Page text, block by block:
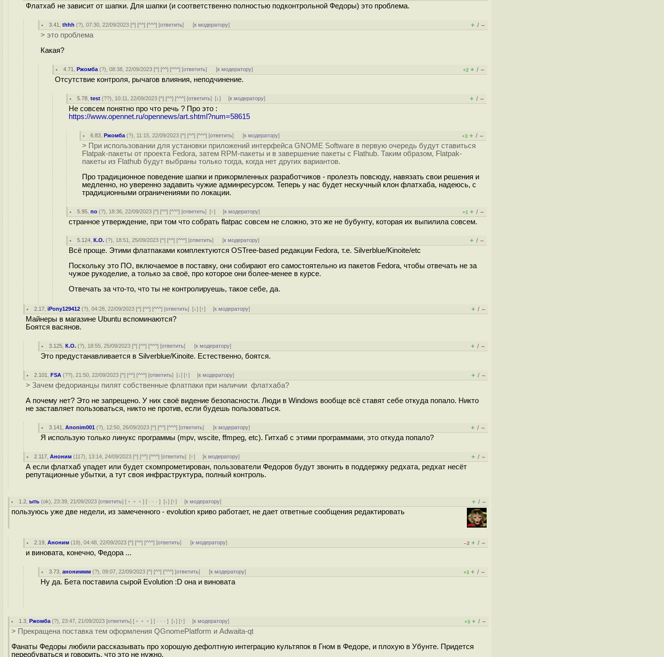
Флатхаб не зависит от шапки. Для шапки (и соответственно полностью подконтрольной Федоры) это проблема.
3.41 ,thhh (?), 07:30, 22/09/2023 [^] [^^] [^^^] [ответить] [к модератору] + / –
> это проблема
Какая?
4.71 ,Ржомба (?), 08:38, 22/09/2023 [^] [^^] [^^^] [ответить] [к модератору] +2 + / –
Отсутствие контроля, рычагов влияния, неподчинение.
5.78 ,test (??), 10:11, 22/09/2023 [^] [^^] [^^^] [ответить][↓] [к модератору] + / –
Не совсем понятно про что речь ? Про это :
https://www.opennet.ru/opennews/art.shtml?num=58615
6.83 ,Ржомба (?), 11:15, 22/09/2023 [^] [^^] [^^^] [ответить] [к модератору] +3 + / –
> При использовании для установки приложений интерфейса GNOME Software в первую очередь будут ставиться
Flatpak-пакеты от проекта Fedora, затем RPM-пакеты и в завершение пакеты с Flathub. Таким образом, Flatpak-
пакеты из Flathub будут выбраны только тогда, когда нет других вариантов.
Про традиционное поведение шапки и прикормленных разработчиков - пролезть повсюду, навязать свои решения и
медленно, но уверенно задавить чужие админресурсом. Теперь у нас будет нескучный клон флатхаба, надеюсь, с
традиционными ограничениями по локации.
5.95 ,по (?), 18:36, 22/09/2023 [^] [^^] [^^^] [ответить][↑] [к модератору] +1 + / –
странное утверждение, при том что собрать flatpac совсем не сложно, это же не бубунту, которая их выпилила совсем.
5.124 ,К.О. (?), 18:51, 25/09/2023 [^] [^^] [^^^] [ответить] [к модератору] + / –
Всё проще. Этими флатпаками комплектуются OSTree-based редакции Fedora, т.е. Silverblue/Kinoite/etc
Поскольку это ПО, включаемое в поставку, они собирают его самостоятельно из пакетов Fedora, чтобы отвечать не за
чужое рукоделие, а только за своё, про которое они более-менее в курсе.
Отвечать за что-то, что ты не контролируешь, такое себе, да.
2.17 ,iPony129412 (?), 04:28, 22/09/2023 [^] [^^] [^^^] [ответить][↓] [↑] [к модератору] + / –
Майнеры в магазине Ubuntu вспоминаются?
Боятся васянов.
3.125 ,К.О. (?), 18:55, 25/09/2023 [^] [^^] [^^^] [ответить] [к модератору] + / –
Это предустанавливается в Silverblue/Kinoite. Естественно, боятся.
2.101 ,FSA (??), 21:50, 22/09/2023 [^] [^^] [^^^] [ответить][↓] [↑] [к модератору] + / –
> Зачем федорианцы пилят собственные флатпаки при наличии флатхаба?
А почему нет? Это не запрещено. У них своё видение безопасности. Люди в Windows вообще всё ставят себе откуда попало. Никто
не заставляет пользоваться, никто не против, если будешь пользоваться.
3.141 ,Anonim001 (?), 12:50, 26/09/2023 [^] [^^] [^^^] [ответить] [к модератору] + / –
Я использую только линукс программы (mpv, wscite, ffmpeg, etc). Гитхаб с этими программами, это откуда попало?
2.117 ,Аноним (117), 13:14, 24/09/2023 [^] [^^] [^^^] [ответить][↑] [к модератору] + / –
А если флатхаб упадет или будет скомпрометирован, пользователи Федоров будут звонить в поддержку редхата, редхат несёт
репутационные убытки, а тут своя инфраструктура, полный контроль.
1.2 ,ыть (ok), 23:39, 21/09/2023 [ответить] [ ﹢﹢﹢] [ · · ·][↓] [↑] [к модератору] + / –
пользуюсь уже две недели, из замеченного - evolution криво работает, не дает ответные сообщения редактировать
2.19 ,Аноним (19), 04:48, 22/09/2023 [^] [^^] [^^^] [ответить] [к модератору] –2 + / –
и виновата, конечно, Федора ...
3.73 ,анониммм (?), 09:07, 22/09/2023 [^] [^^] [^^^] [ответить] [к модератору] +3 + / –
Ну да. Бета поставила сырой Evolution :D она и виновата
1.3 ,Ржомба (?), 23:47, 21/09/2023 [ответить] [ ﹢﹢﹢] [ · · ·][↓] [↑] [к модератору] +3 + / –
> Прекращена поставка тем оформления QGnomePlatform и Adwaita-qt
Фанаты Федоры любили рассказывать про хорошую дефолтную интеграцию культяпок в Гном в Федоре, и плохую в Убунте. Придется
переобуваться и говорить, что это не нужно.